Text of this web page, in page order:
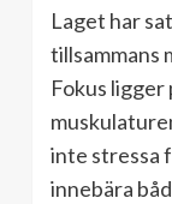
Laget har
tillsammans
Fokus
inte stressa
innebära